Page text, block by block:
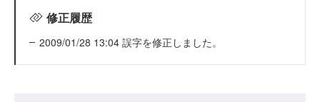
修正履歴
2009/01/28 13:04 誤字を修正しました。